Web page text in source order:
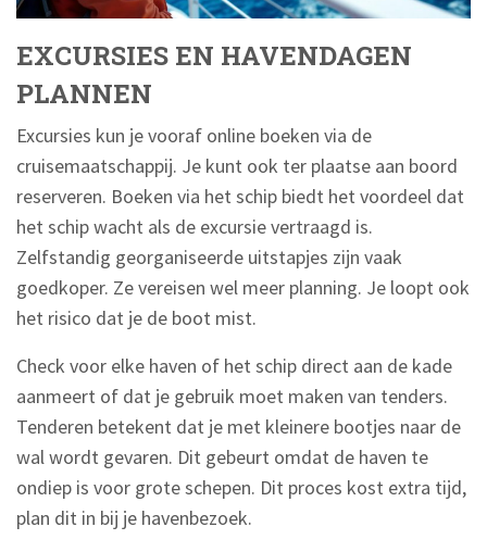
EXCURSIES EN HAVENDAGEN
PLANNEN
Excursies kun je vooraf online boeken via de
cruisemaatschappij. Je kunt ook ter plaatse aan boord
reserveren. Boeken via het schip biedt het voordeel dat
het schip wacht als de excursie vertraagd is.
Zelfstandig georganiseerde uitstapjes zijn vaak
goedkoper. Ze vereisen wel meer planning. Je loopt ook
het risico dat je de boot mist.
Check voor elke haven of het schip direct aan de kade
aanmeert of dat je gebruik moet maken van tenders.
Tenderen betekent dat je met kleinere bootjes naar de
wal wordt gevaren. Dit gebeurt omdat de haven te
ondiep is voor grote schepen. Dit proces kost extra tijd,
plan dit in bij je havenbezoek.